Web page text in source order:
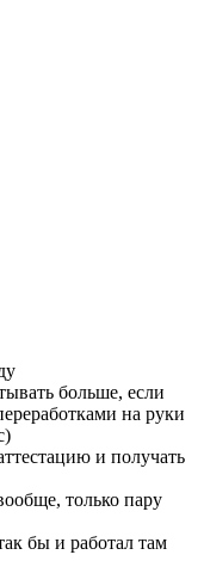
больше, если
на руки
и получать
только пару
бы и работал там